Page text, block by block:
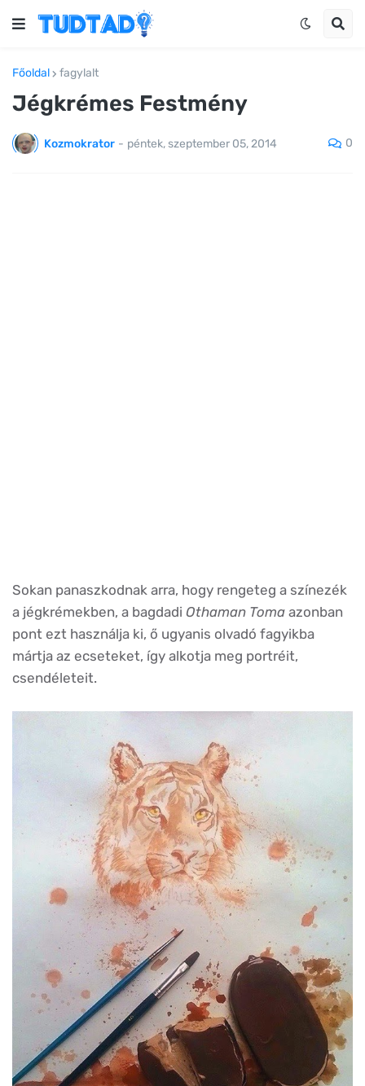
Főoldal fagylalt
Jégkrémes Festmény
Kozmokrator - péntek, szeptember 05, 2014 0
Sokan panaszkodnak arra, hogy rengeteg a színezék
a jégkrémekben, a bagdadi Othaman Toma azonban
pont ezt használja ki, ő ugyanis olvadó fagyikba
mártja az ecseteket, így alkotja meg portréit,
csendéleteit.